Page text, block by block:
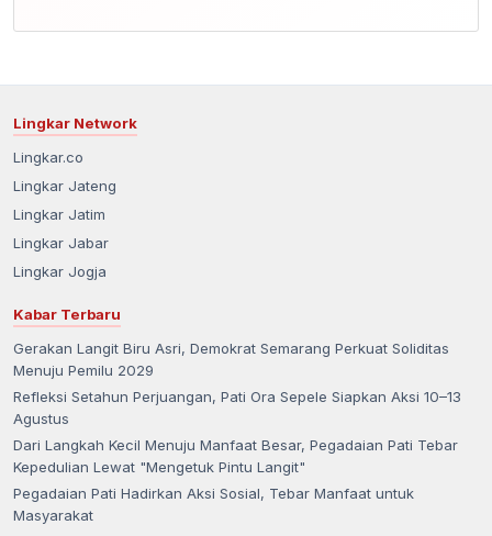
Lingkar Network
Lingkar.co
Lingkar Jateng
Lingkar Jatim
Lingkar Jabar
Lingkar Jogja
Kabar Terbaru
Gerakan Langit Biru Asri, Demokrat Semarang Perkuat Soliditas
Menuju Pemilu 2029
Refleksi Setahun Perjuangan, Pati Ora Sepele Siapkan Aksi 10–13
Agustus
Dari Langkah Kecil Menuju Manfaat Besar, Pegadaian Pati Tebar
Kepedulian Lewat "Mengetuk Pintu Langit"
Pegadaian Pati Hadirkan Aksi Sosial, Tebar Manfaat untuk
Masyarakat